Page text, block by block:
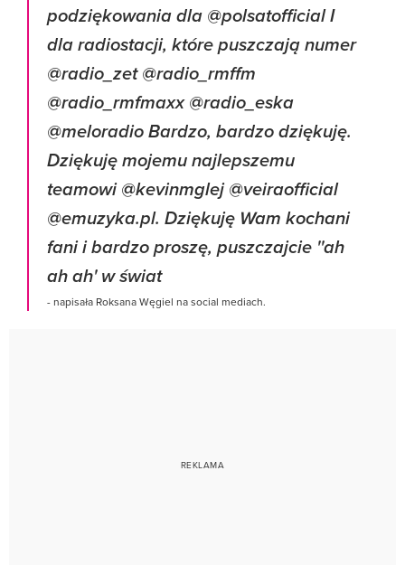
podziękowania dla @polsatofficial I
dla radiostacji, które puszczają numer
@radio_zet @radio_rmffm
@radio_rmfmaxx @radio_eska
@meloradio Bardzo, bardzo dziękuję.
Dziękuję mojemu najlepszemu
teamowi @kevinmglej @veiraofficial
@emuzyka.pl. Dziękuję Wam kochani
fani i bardzo proszę, puszczajcie ''ah
ah ah' w świat
- napisała Roksana Węgiel na social mediach.